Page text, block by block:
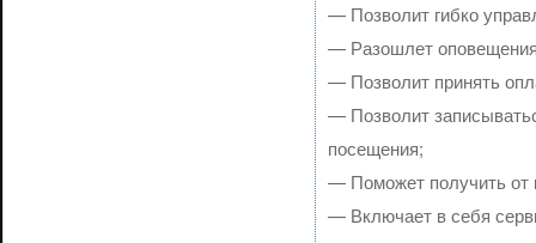
— Позволит гибко
— Разошлет
— Позволит принять
— Позволит
посещения;
— Поможет получить от
— Включает в себя